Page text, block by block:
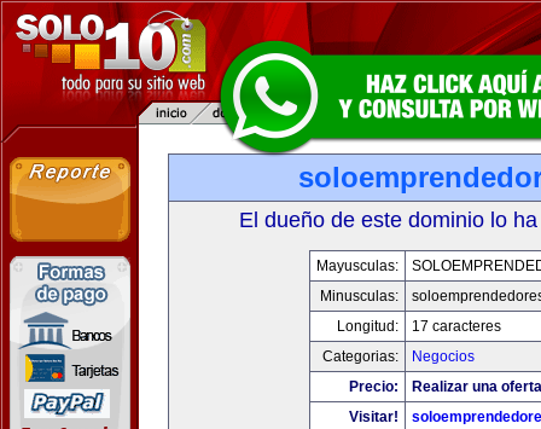
El dueño de este dominio lo
Mayusculas:
Minusculas:
Longitud:
17 caracteres
Categorias:
Negocios
Precio:
Realizar una
Visitar!